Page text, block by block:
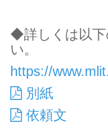
◆詳しくは以下
い。
https://
別紙
依頼文